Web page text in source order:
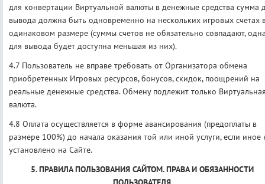
для конвертации Виртуальной валюты в денежные средства сумма
вывода должна быть одновременно на нескольких игровых счетах
одинаковом размере (суммы счетов не обязательно совпадают,
для вывода будет доступна меньшая из них).
4.7 Пользователь не вправе требовать от Организатора обмена
приобретенных Игровых ресурсов, бонусов, скидок, поощрений на
реальные денежные средства. Обмену подлежит только
валюта.
4.8 Оплата осуществляется в форме авансирования (предоплаты в
размере 100%) до начала оказания той или иной услуги, если иное
установлено на Сайте.
5. ПРАВИЛА ПОЛЬЗОВАНИЯ САЙТОМ. ПРАВА И ОБЯЗАННОСТИ